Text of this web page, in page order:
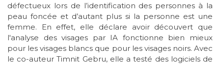
défectueux lors de l’identification des personnes à la
peau foncée et d’autant plus si la personne est une
femme. En effet, elle déclare avoir découvert que
l'analyse des visages par IA fonctionne bien mieux
pour les visages blancs que pour les visages noirs. Avec
le co-auteur Timnit Gebru, elle a testé des logiciels de